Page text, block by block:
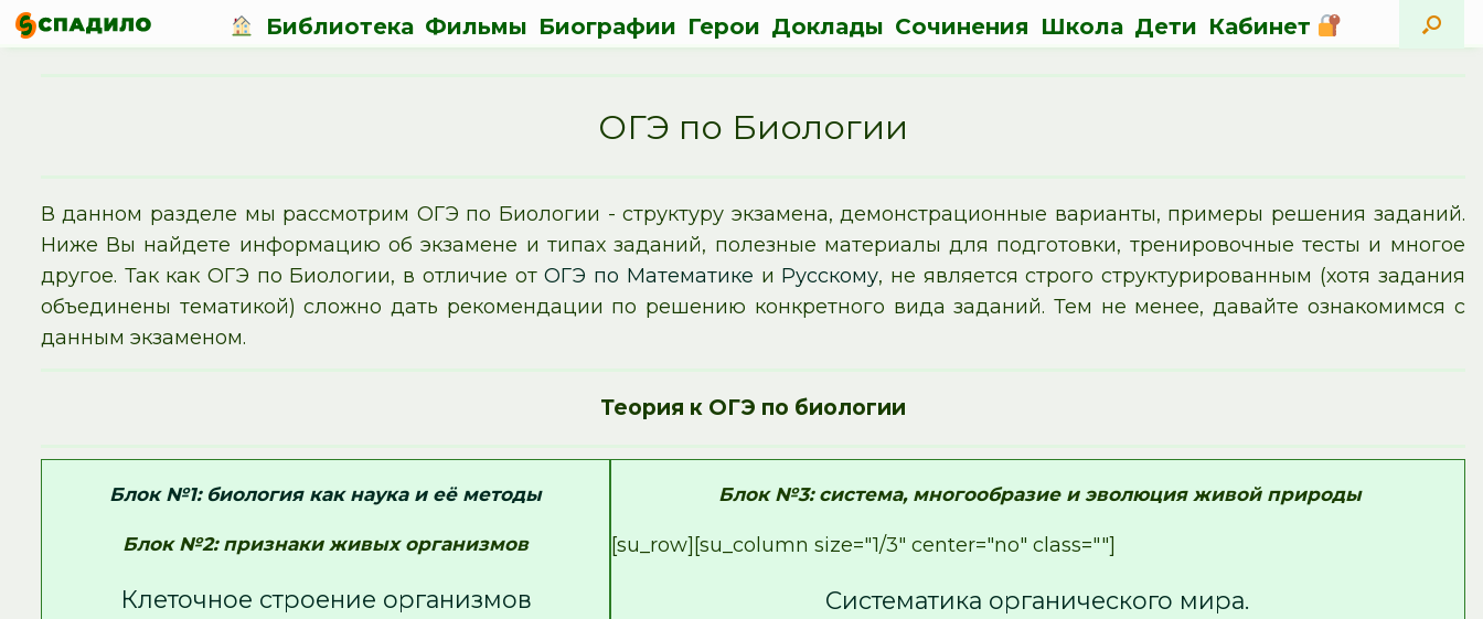
Библиотека Фильмы Биографии Герои Доклады Сочинения Школа Дети Кабинет
ОГЭ по Биологии
В данном разделе мы рассмотрим ОГЭ по Биологии - структуру экзамена, демонстрационные варианты, примеры решения заданий.
Ниже Вы найдете информацию об экзамене и типах заданий, полезные материалы для подготовки, тренировочные тесты и многое
другое. Так как ОГЭ по Биологии, в отличие отОГЭ по Математике и Русскому, не является строго структурированным (хотя задания
объединены тематикой) сложно дать рекомендации по решению конкретного вида заданий. Тем не менее, давайте ознакомимся с
данным экзаменом.
Теория к ОГЭ по биологии
Блок №1: биология как наука и её методы
Блок №2: признаки живых организмов
Клеточное строение организмов
Блок №3: система, многообразие и эволюция живой природы
[su_row][su_column size="1/3" center="no" class=""]
Систематика органического мира.